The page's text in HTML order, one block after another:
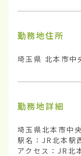
勤務地住所
埼玉県 北本市中
勤務地詳細
埼玉県北本市中
駅名：JR北本駅
アクセス：JR北